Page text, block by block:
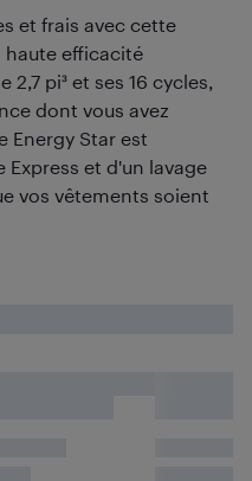
et frais avec cette
haute efficacité
pi³ et ses 16 cycles,
dont vous avez
Energy Star est
et d'un lavage
vos vêtements soient